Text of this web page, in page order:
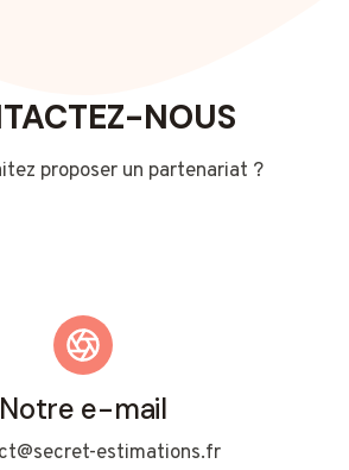
NOUS
proposer un partenariat ?
Notre e-mail
estimations.fr